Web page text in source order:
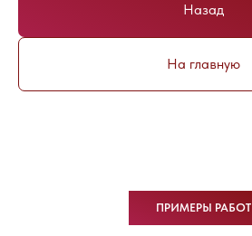
Назад
На главную
ПРИМЕРЫ РАБОТ